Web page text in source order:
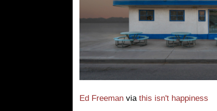
Ed Freeman via this isn't happiness